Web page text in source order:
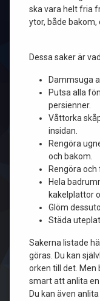
ska vara helt fria
ytor, både bakom,
Dessa saker är
Dammsuga
Putsa alla
persienner.
Våttorka
insidan.
Rengöra
och bakom.
Rengöra
Hela
kakelplattor
Glöm
Städa
Sakerna listade
göras. Du kan
orken till det. Men
smart att anlita
Du kan även